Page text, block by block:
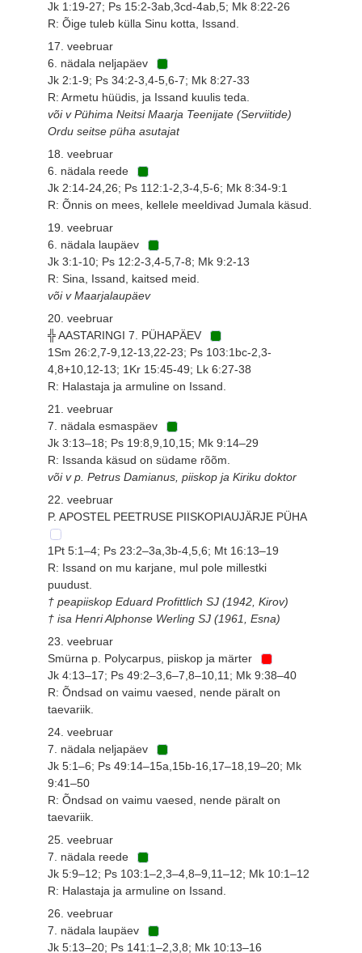
Jk 1:19-27; Ps 15:2-3ab,3cd-4ab,5; Mk 8:22-26
R: Õige tuleb külla Sinu kotta, Issand.
17. veebruar
6. nädala neljapäev
Jk 2:1-9; Ps 34:2-3,4-5,6-7; Mk 8:27-33
R: Armetu hüüdis, ja Issand kuulis teda.
või v Pühima Neitsi Maarja Teenijate (Serviitide)
Ordu seitse püha asutajat
18. veebruar
6. nädala reede
Jk 2:14-24,26; Ps 112:1-2,3-4,5-6; Mk 8:34-9:1
R: Õnnis on mees, kellele meeldivad Jumala käsud.
19. veebruar
6. nädala laupäev
Jk 3:1-10; Ps 12:2-3,4-5,7-8; Mk 9:2-13
R: Sina, Issand, kaitsed meid.
või v Maarjalaupäev
20. veebruar
╬ AASTARINGI 7. PÜHAPÄEV
1Sm 26:2,7-9,12-13,22-23; Ps 103:1bc-2,3-
4,8+10,12-13; 1Kr 15:45-49; Lk 6:27-38
R: Halastaja ja armuline on Issand.
21. veebruar
7. nädala esmaspäev
Jk 3:13–18; Ps 19:8,9,10,15; Mk 9:14–29
R: Issanda käsud on südame rõõm.
või v p. Petrus Damianus, piiskop ja Kiriku doktor
22. veebruar
P. APOSTEL PEETRUSE PIISKOPIAUJÄRJE PÜHA
1Pt 5:1–4; Ps 23:2–3a,3b-4,5,6; Mt 16:13–19
R: Issand on mu karjane, mul pole millestki
puudust.
† peapiiskop Eduard Profittlich SJ (1942, Kirov)
† isa Henri Alphonse Werling SJ (1961, Esna)
23. veebruar
Smürna p. Polycarpus, piiskop ja märter
Jk 4:13–17; Ps 49:2–3,6–7,8–10,11; Mk 9:38–40
R: Õndsad on vaimu vaesed, nende päralt on
taevariik.
24. veebruar
7. nädala neljapäev
Jk 5:1–6; Ps 49:14–15a,15b-16,17–18,19–20; Mk
9:41–50
R: Õndsad on vaimu vaesed, nende päralt on
taevariik.
25. veebruar
7. nädala reede
Jk 5:9–12; Ps 103:1–2,3–4,8–9,11–12; Mk 10:1–12
R: Halastaja ja armuline on Issand.
26. veebruar
7. nädala laupäev
Jk 5:13–20; Ps 141:1–2,3,8; Mk 10:13–16